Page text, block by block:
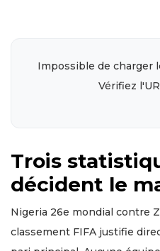
Impossible de charger
Vérifiez
Trois
décident le
Nigeria 26e mondial contre
classement FIFA justifie